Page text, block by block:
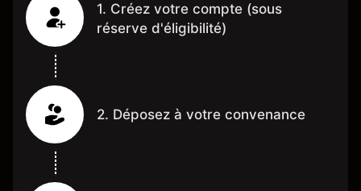
1. Créez votre compte (sous
réserve d'éligibilité)
2. Déposez à votre convenance